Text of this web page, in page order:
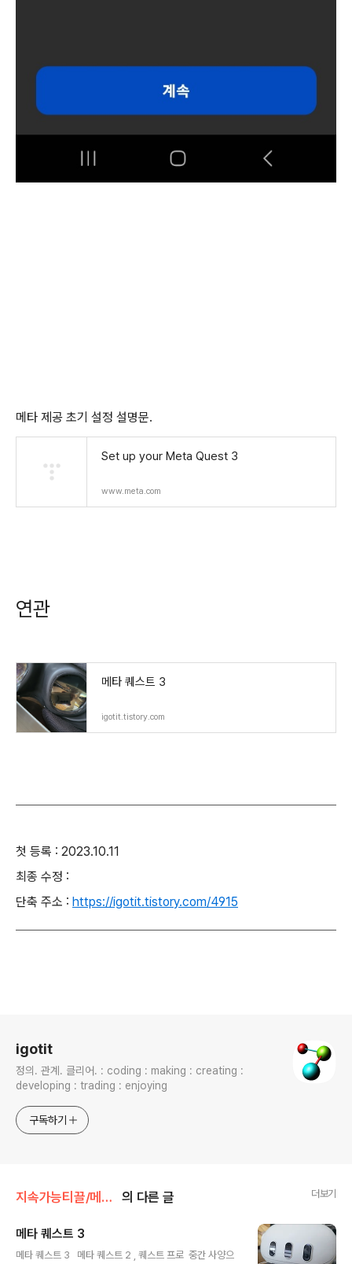
메타 제공 초기 설정 설명문.
Set up your Meta Quest 3
www.meta.com
연관
메타 퀘스트 3
igotit.tistory.com
첫 등록 : 2023.10.11
최종 수정 :
단축 주소 : https://igotit.tistory.com/4915
igotit
정의. 관계. 클리어. : coding : making : creating :
developing : trading : enjoying
구독하기
지속가능티끌/메타버스. VR.AR.MR.XR 의 다른 글 더보기
메타 퀘스트 3
메타 퀘스트 3 메타 퀘스트 2 , 퀘스트 프로 중간 사양으